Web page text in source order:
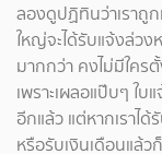
ลองดูปฏิทินว่าเราถู
ใหญ่จะได้รับแจ้งล่วง
มากกว่า คงไม่มีใคร
เพราะเผลอแป๊บๆ ใ
อีกแล้ว แต่หากเราไ
หรือรับเงินเดือนแล้ว